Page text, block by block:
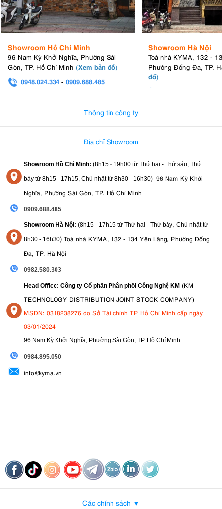
Showroom Hồ Chí Minh
96 Nam Kỳ Khởi Nghĩa, Phường Sài
Gòn, TP. Hồ Chí Minh (Xem bản đồ)
0948.024.334 - 0909.688.485
Showroom Hà Nội
Toà nhà KYMA, 132 -
Phường Đống Đa, TP.
đồ)
Thông tin công ty
Địa chỉ Showroom
Showroom Hồ Chí Minh: (8h15 - 19h00 từ Thứ hai - Thứ sáu, Thứ
bảy từ 8h15 - 17h15, Chủ nhật từ 8h30 - 16h30) 96 Nam Kỳ Khởi
Nghĩa, Phường Sài Gòn, TP. Hồ Chí Minh
0909.688.485
Showroom Hà Nội: (8h15 - 17h15 từ Thứ hai - Thứ bảy, Chủ nhật từ
8h30 - 16h30) Toà nhà KYMA, 132 - 134 Yên Lãng, Phường Đống
Đa, TP. Hà Nội
0982.580.303
Head Office: Công ty Cổ phần Phân phối Công Nghệ KM (KM
TECHNOLOGY DISTRIBUTION JOINT STOCK COMPANY)
MSDN: 0318238276 do Sở Tài chính TP Hồ Chí Minh cấp ngày
03/01/2024
96 Nam Kỳ Khởi Nghĩa, Phường Sài Gòn, TP. Hồ Chí Minh
0984.895.050
info@kyma.vn
Các chính sách ▼